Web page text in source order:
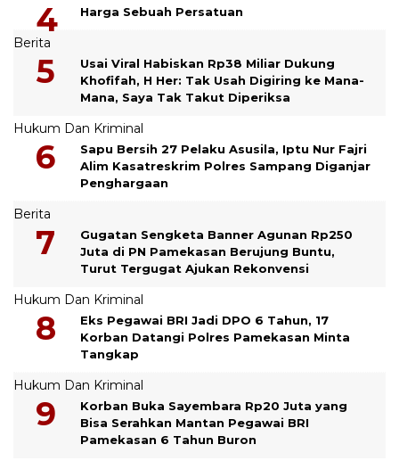
Harga Sebuah Persatuan
Berita
Usai Viral Habiskan Rp38 Miliar Dukung
Khofifah, H Her: Tak Usah Digiring ke Mana-
Mana, Saya Tak Takut Diperiksa
Hukum Dan Kriminal
Sapu Bersih 27 Pelaku Asusila, Iptu Nur Fajri
Alim Kasatreskrim Polres Sampang Diganjar
Penghargaan
Berita
Gugatan Sengketa Banner Agunan Rp250
Juta di PN Pamekasan Berujung Buntu,
Turut Tergugat Ajukan Rekonvensi
Hukum Dan Kriminal
Eks Pegawai BRI Jadi DPO 6 Tahun, 17
Korban Datangi Polres Pamekasan Minta
Tangkap
Hukum Dan Kriminal
Korban Buka Sayembara Rp20 Juta yang
Bisa Serahkan Mantan Pegawai BRI
Pamekasan 6 Tahun Buron